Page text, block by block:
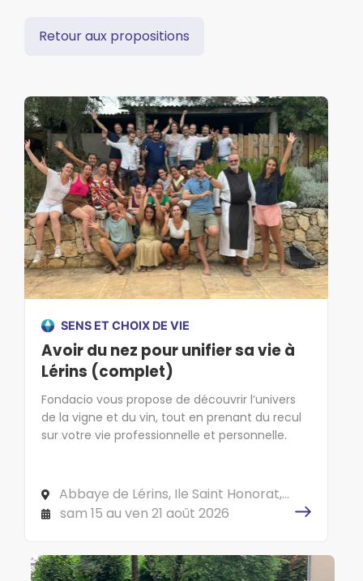
Retour aux propositions
SENS ET CHOIX DE VIE
Avoir du nez pour unifier sa vie à
Lérins (complet)
Fondacio vous propose de découvrir l’univers
de la vigne et du vin, tout en prenant du recul
sur votre vie professionnelle et personnelle.
Abbaye de Lérins, Ile Saint Honorat,
CS 10040 06414 CANNES Cedex
sam 15 au ven 21 août 2026